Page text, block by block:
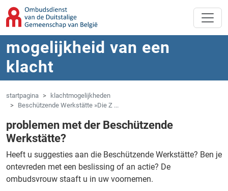
Overslaan naar hoofdinhoud
Spring naar navigatie
mogelijkheid van een
klacht
startpagina
klachtmogelijkheden
Beschützende Werkstätte »Die Z ...
problemen met der Beschützende
Werkstätte?
Heeft u suggesties aan die Beschützende Werkstätte? Ben je
ontevreden met een beslissing of an actie? De
ombudsvrouw staaft u in uw voornemen.